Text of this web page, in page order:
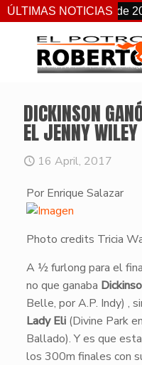
ÚLTIMAS NOTICIAS
fecha a partir de 2027
DICKINSON
EL JENNY WILEY
16 April, 2017
Por Enrique Salazar
Photo credits Tricia
​A ½ furlong para el
no que ganaba
Belle, por A.P. Indy) ,
Lady Eli(Divine Park
Ballado). Y es que
los 300m finales con